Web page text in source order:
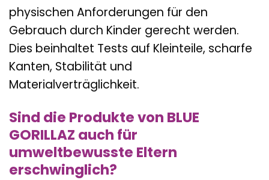
physischen Anforderungen für den
Gebrauch durch Kinder gerecht werden.
Dies beinhaltet Tests auf Kleinteile, scharfe
Kanten, Stabilität und
Materialverträglichkeit.
Sind die Produkte von BLUE
GORILLAZ auch für
umweltbewusste Eltern
erschwinglich?